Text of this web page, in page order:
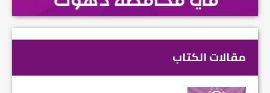
مقالات الكتاب